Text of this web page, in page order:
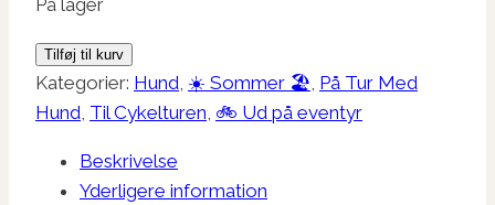
På lager
Cykelkurv
Til
Bagagebærer
Tilføj til kurv
Kategorier: Hund, ☀️ Sommer 🏖️, På Tur Med
Hund, Til Cykelturen, 🚲 Ud på eventyr
Beskrivelse
Yderligere information